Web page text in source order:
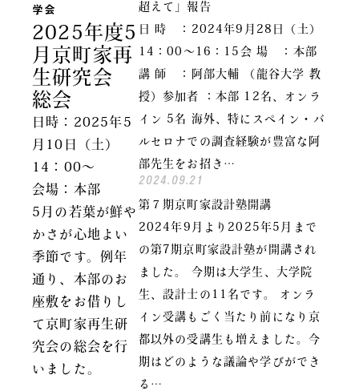
学会
2025年度5
月京町家再
生研究会
総会
日時：2025年5
月10日（土）
14：00～
会場：本部
5月の若葉が鮮や
かさが心地よい
季節です。例年
通り、本部のお
座敷をお借りし
て京町家再生研
究会の総会を行
いました。
超えて」報告
日 時 ：2024年9月28日（土）
14：00～16：15会 場 ：本部
講 師 ：阿部大輔 （龍谷大学 教
授）参加者 ：本部 12名、オンラ
イン 5名 海外、特にスペイン・バ
ルセロナでの調査経験が豊富な阿
部先生をお招き…
2024.09.21
第７期京町家設計塾開講
2024年9月より2025年5月まで
の第7期京町家設計塾が開講され
ました。 今期は大学生、大学院
生、設計士の11名です。 オンラ
イン受講もごく当たり前になり京
都以外の受講生も増えました。今
期はどのような議論や学びができ
る…